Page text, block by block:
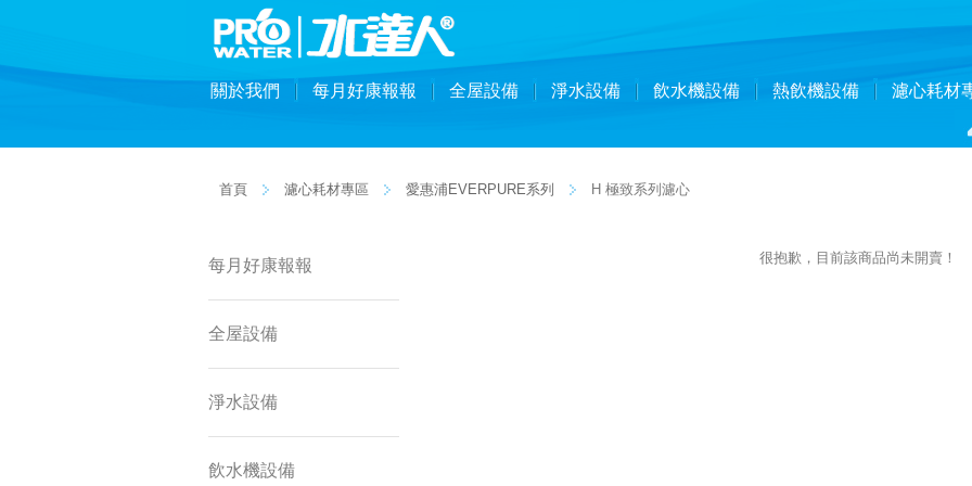
關於我們 每月好康報報 全屋設備 淨水設備 飲水機設備 熱飲機設備 濾心耗材
首頁 濾心耗材專區 愛惠浦EVERPURE系列 H 極致系列濾心
每月好康報報
全屋設備
淨水設備
飲水機設備
很抱歉，目前該商品尚未開賣！